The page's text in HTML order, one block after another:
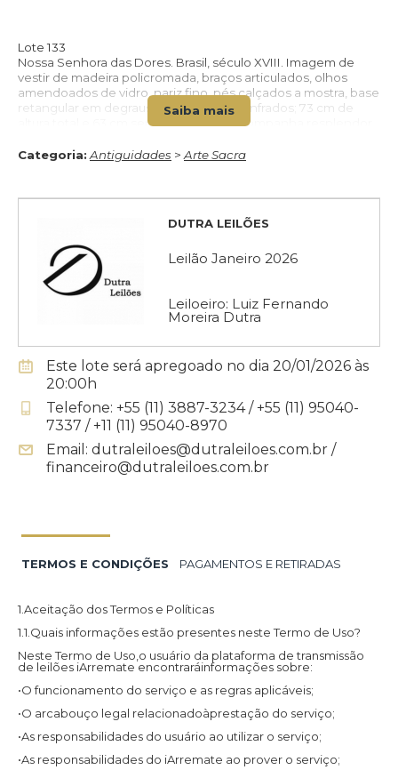
Lote 133
Nossa Senhora das Dores. Brasil, século XVIII. Imagem de
vestir de madeira policromada, braços articulados, olhos
amendoados de vidro, nariz fino, pés calçados a mostra, base
retangular em degraus com cantos chanfrados; 73 cm de
altura total e 63 cm sem resplendor. Acompanha resplendor
todos de prata. Imagem executada por grande Mestre,
Saiba mais
Categoria: Antiguidades > Arte Sacra
DUTRA LEILÕES
Leilão Janeiro 2026
Leiloeiro: Luiz Fernando
Moreira Dutra
Este lote será apregoado no dia 20/01/2026 às
20:00h
Telefone: +55 (11) 3887-3234 / +55 (11) 95040-
7337 / +11 (11) 95040-8970
Email: dutraleiloes@dutraleiloes.com.br /
financeiro@dutraleiloes.com.br
VOLTAR PARA O CATÁLOGO
TERMOS E CONDIÇÕES PAGAMENTOS E RETIRADAS
1.Aceitação dos Termos e Políticas
1.1.Quais informações estão presentes neste Termo de Uso?
Neste Termo de Uso,o usuário da plataforma de transmissão
de leilões iArremate encontraráinformações sobre:
•O funcionamento do serviço e as regras aplicáveis;
•O arcabouço legal relacionadoàprestação do serviço;
•As responsabilidades do usuário ao utilizar o serviço;
•As responsabilidades do iArremate ao prover o serviço;